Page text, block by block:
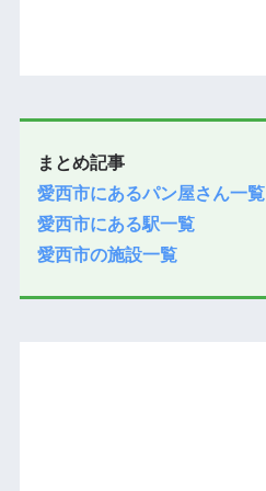
まとめ記事
愛西市にあるパン屋さん一覧
愛西市にある駅一覧
愛西市の施設一覧